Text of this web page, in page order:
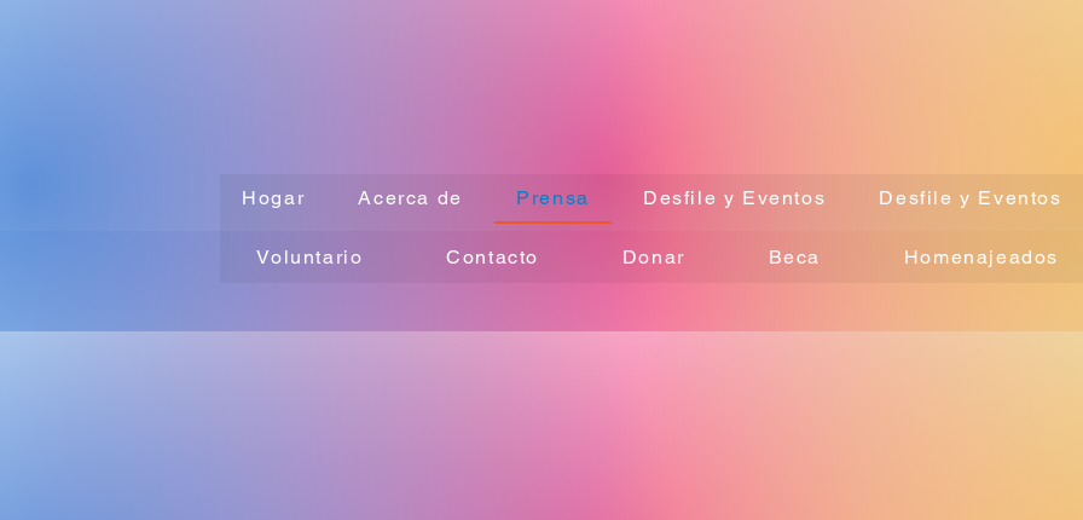
Hogar Acerca de Prensa Desfile y Eventos Desfile y Eventos
Voluntario Contacto Donar Beca Homenajeados